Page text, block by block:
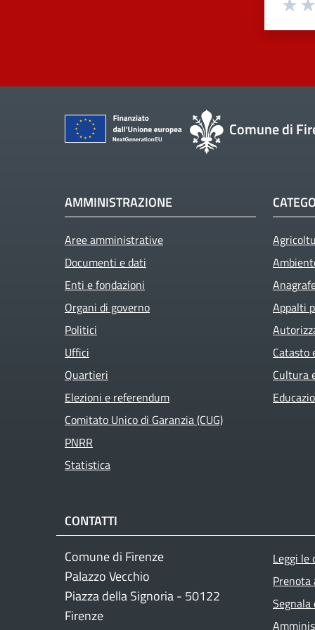
Comune di
AMMINISTRAZIONE
Aree amministrative
Documenti e dati
Enti e fondazioni
Organi di governo
Politici
Uffici
Quartieri
Elezioni e referendum
Comitato Unico di Garanzia (CUG)
PNRR
Statistica
Appalti
Catasto
Cultura
CONTATTI
Comune di Firenze
Palazzo Vecchio
Piazza della Signoria - 50122
Firenze
Leggi le